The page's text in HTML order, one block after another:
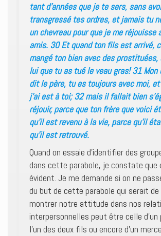
tant d’années que je te sers, sans
transgressé tes ordres, et jamais tu
un chevreau pour que je me réjouisse
amis. 30 Et quand ton fils est arrivé,
mangé ton bien avec des prostituées,
lui que tu as tué le veau gras! 31 Mon
dit le père, tu es toujours avec moi,
j’ai est à toi; 32 mais il fallait bien
réjouir, parce que ton frère que voici
qu’il est revenu à la vie, parce qu’il
qu’il est retrouvé.
Quand on essaie d’identifier des
dans cette parabole, je constate que
évident. Je me demande si on ne
du but de cette parabole qui serait de
montrer notre attitude dans nos
interpersonnelles peut être celle d’un
l’un des deux fils ou encore d’un